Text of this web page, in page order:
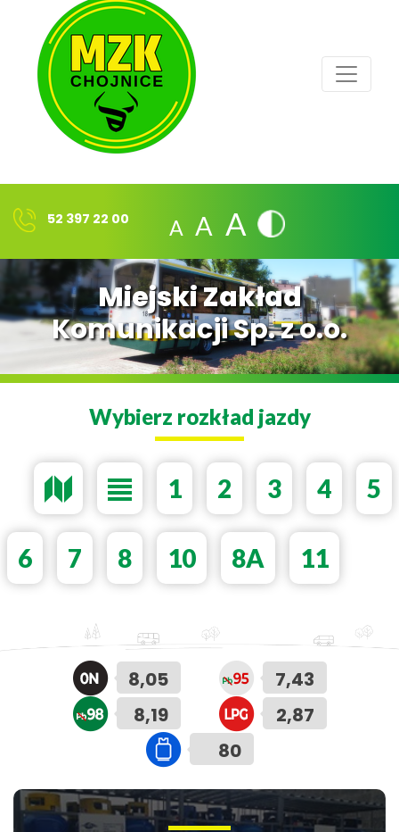
52 397 22 00
A A A
Miejski Zakład
Komunikacji Sp. z o.o.
Wybierz rozkład jazdy
1 2 3 4 5
6 7 8 10 8A 11
8,05
7,43
8,19
2,87
80